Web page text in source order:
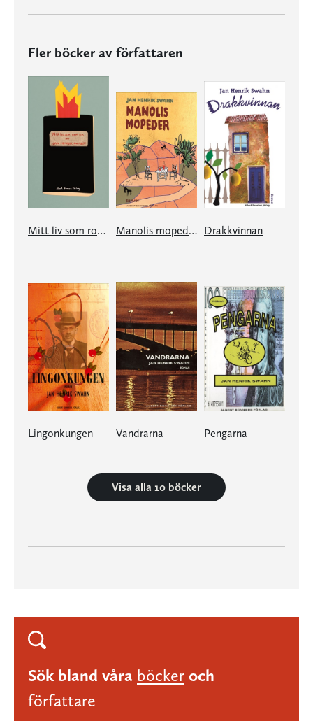
Fler böcker av författaren
Mitt liv som roman Manolis mopeder Drakkvinnan
Lingonkungen Vandrarna Pengarna
Visa alla 10 böcker
Sök bland våra böcker och
författare